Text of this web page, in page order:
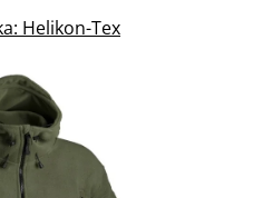
Helikon-Tex